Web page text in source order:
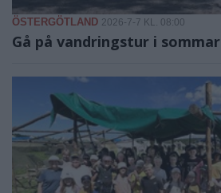
ÖSTERGÖTLAND 2026-7-7 KL. 08:00
Gå på vandringstur i sommar